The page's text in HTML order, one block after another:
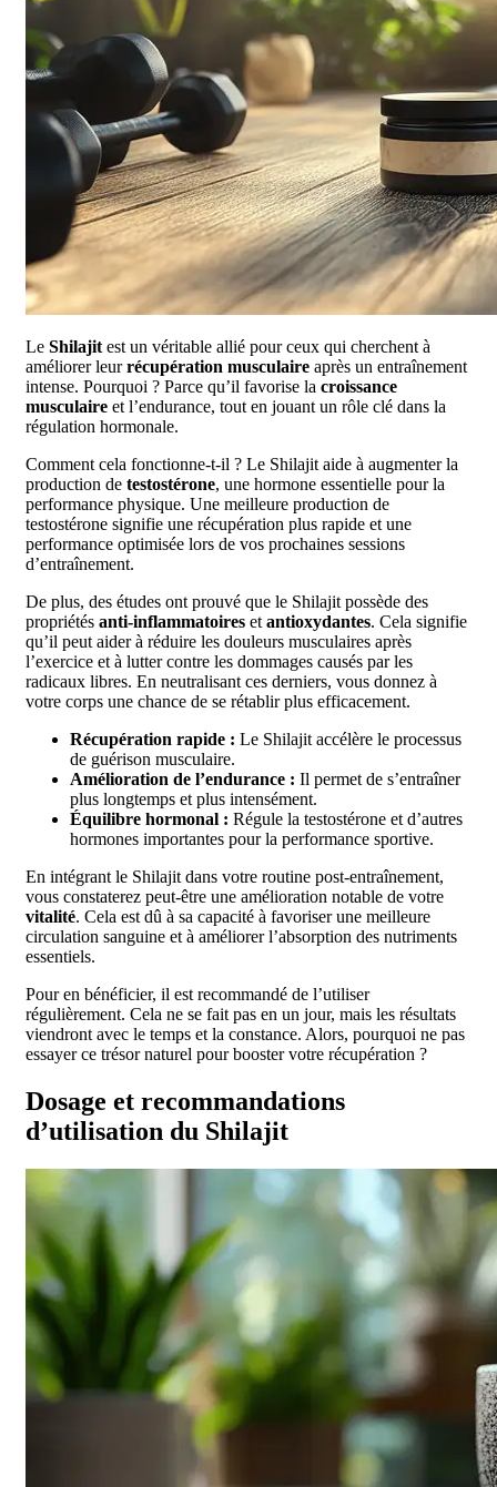
Le Shilajit est un véritable allié pour ceux qui cherchent à
améliorer leurrécupération musculaire après un entraînement
intense. Pourquoi ? Parce qu’il favorise la croissance
musculaire et l’endurance, tout en jouant un rôle clé dans la
régulation hormonale.
Comment cela fonctionne-t-il ? Le Shilajit aide à augmenter la
production de testostérone, une hormone essentielle pour la
performance physique. Une meilleure production de
testostérone signifie une récupération plus rapide et une
performance optimisée lors de vos prochaines sessions
d’entraînement.
De plus, des études ont prouvé que le Shilajit possède des
propriétés anti-inflammatoires et antioxydantes. Cela signifie
qu’il peut aider à réduire les douleurs musculaires après
l’exercice et à lutter contre les dommages causés par les
radicaux libres. En neutralisant ces derniers, vous donnez à
votre corps une chance de se rétablir plus efficacement.
Récupération rapide : Le Shilajit accélère le processus
de guérison musculaire.
Amélioration de l’endurance : Il permet de s’entraîner
plus longtemps et plus intensément.
Équilibre hormonal : Régule la testostérone et d’autres
hormones importantes pour la performance sportive.
En intégrant le Shilajit dans votre routine post-entraînement,
vous constaterez peut-être une amélioration notable de votre
vitalité. Cela est dû à sa capacité à favoriser une meilleure
circulation sanguine et à améliorer l’absorption des nutriments
essentiels.
Pour en bénéficier, il est recommandé de l’utiliser
régulièrement. Cela ne se fait pas en un jour, mais les résultats
viendront avec le temps et la constance. Alors, pourquoi ne pas
essayer ce trésor naturel pour booster votre récupération ?
Dosage et recommandations
d’utilisation du Shilajit